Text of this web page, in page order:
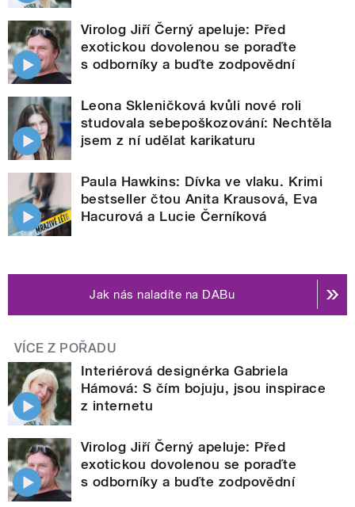
Virolog Jiří Černý apeluje: Před
exotickou dovolenou se poraďte
s odborníky a buďte zodpovědní
Leona Skleničková kvůli nové roli
studovala sebepoškozování: Nechtěla
jsem z ní udělat karikaturu
Paula Hawkins: Dívka ve vlaku. Krimi
bestseller čtou Anita Krausová, Eva
Hacurová a Lucie Černíková
Jak nás naladíte na DABu
VÍCE Z POŘADU
Interiérová designérka Gabriela
Hámová: S čím bojuju, jsou inspirace
z internetu
Virolog Jiří Černý apeluje: Před
exotickou dovolenou se poraďte
s odborníky a buďte zodpovědní